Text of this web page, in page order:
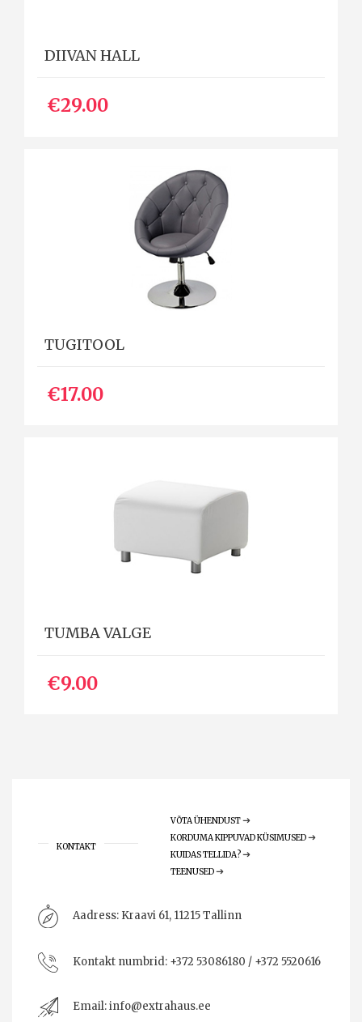
DIIVAN HALL
€29.00
TUGITOOL
€17.00
TUMBA VALGE
€9.00
KONTAKT
VÕTA ÜHENDUST
KORDUMA KIPPUVAD KÜSIMUSED
KUIDAS TELLIDA?
TEENUSED
Aadress: Kraavi 61, 11215 Tallinn
Kontakt numbrid: +372 53086180 / +372 5520616
Email:info@extrahaus.ee